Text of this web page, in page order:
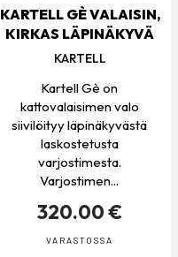
KARTELL GÈ VALAISIN,
KIRKAS LÄPINÄKYVÄ
KARTELL
Kartell Gè on
kattovalaisimen valo
siivilöityy läpinäkyvästä
laskostetusta
varjostimesta.
Varjostimen...
320.00 €
VARASTOSSA